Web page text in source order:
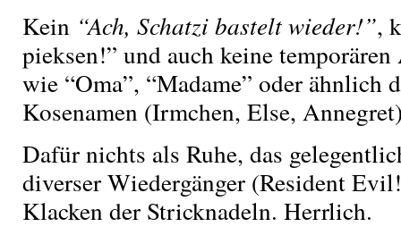
Kein “Ach, Schatzi bastelt wieder!”,
pieksen!” und auch keine
wie “Oma”, “Madame” oder ähnlich
Kosenamen (Irmchen, Else,
Dafür nichts als Ruhe, das
diverser Wiedergänger (Resident
Klacken der Stricknadeln. Herrlich.